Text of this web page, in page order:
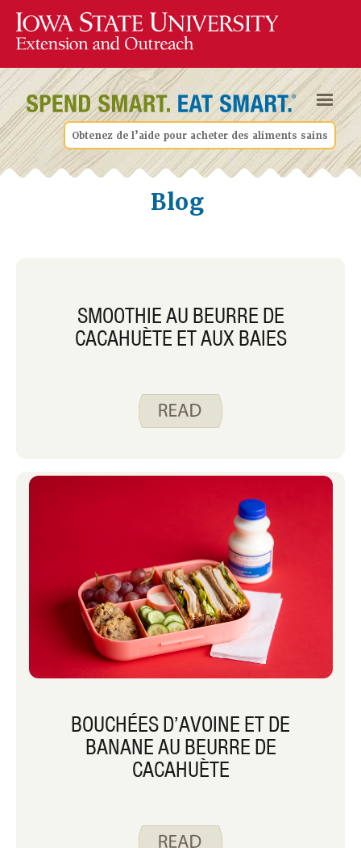
Obtenez de l’aide pour acheter des aliments sains
Blog
SMOOTHIE AU BEURRE DE
CACAHUÈTE ET AUX BAIES
BOUCHÉES D’AVOINE ET DE
BANANE AU BEURRE DE
CACAHUÈTE